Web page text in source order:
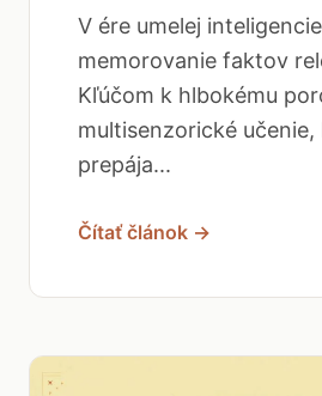
V ére umelej
memorovanie faktov
Kľúčom k hlbokému
multisenzorické
prepája...
Čítať článok →